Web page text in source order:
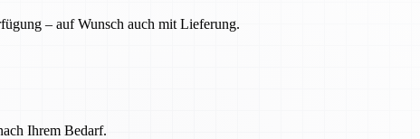
– auf Wunsch auch mit Lieferung.
Ihrem Bedarf.